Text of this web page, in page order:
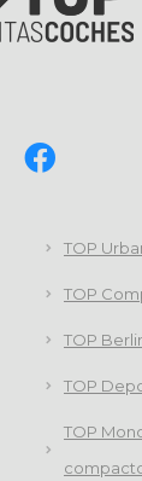
TOP
TOP
TOP
TOP
TOP